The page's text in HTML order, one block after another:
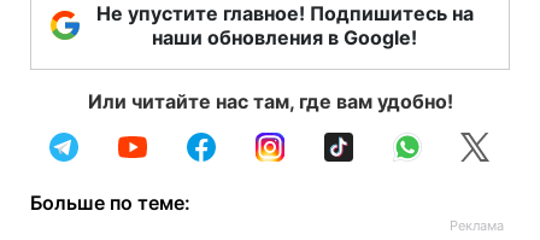
Не упустите главное! Подпишитесь на
наши обновления в Google!
Или читайте нас там, где вам удобно!
Больше по теме: